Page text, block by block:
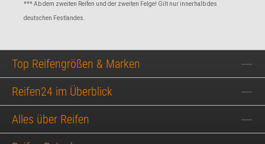
*** Ab dem zweiten Reifen und der zweiten Felge! Gilt nur innerhalb des
deutschen Festlandes.
Top Reifengrößen & Marken
Reifen24 im Überblick
Alles über Reifen